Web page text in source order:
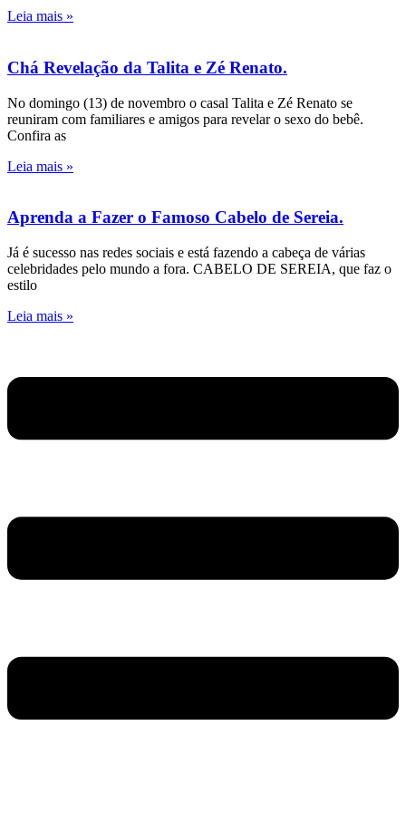
Leia mais »
Chá Revelação da Talita e Zé Renato.
No domingo (13) de novembro o casal Talita e Zé Renato se
reuniram com familiares e amigos para revelar o sexo do bebê.
Confira as
Leia mais »
Aprenda a Fazer o Famoso Cabelo de Sereia.
Já é sucesso nas redes sociais e está fazendo a cabeça de várias
celebridades pelo mundo a fora. CABELO DE SEREIA, que faz o
estilo
Leia mais »